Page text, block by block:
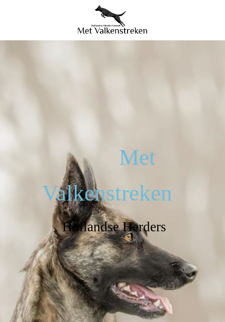
Met
Valkenstreken
Hollandse Herders